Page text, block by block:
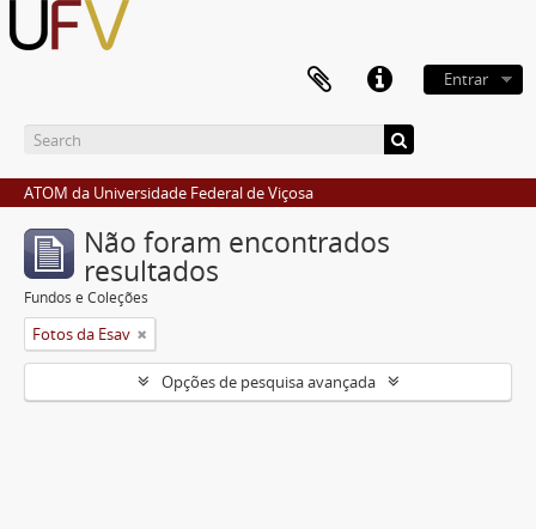
Entrar
ATOM da Universidade Federal de Viçosa
Não foram encontrados
resultados
Fundos e Coleções
Fotos da Esav
Opções de pesquisa avançada